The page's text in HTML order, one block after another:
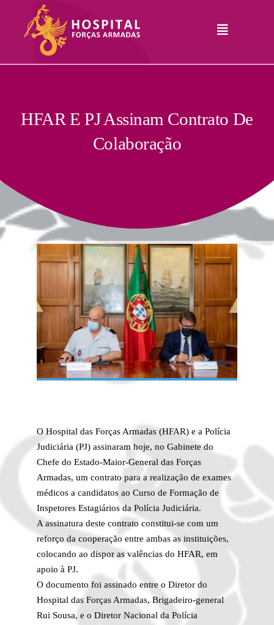
content
Toggle
Serviços
Comunicação
RHLogin
HFAR E PJ Assinam Contrato De
Colaboração
O Hospital das Forças Armadas (HFAR) e a Polícia
Judiciária (PJ) assinaram hoje, no Gabinete do
Chefe do Estado-Maior-General das Forças
Armadas, um contrato para a realização de exames
médicos a candidatos ao Curso de Formação de
Inspetores Estagiários da Polícia Judiciária.
A assinatura deste contrato constitui-se com um
reforço da cooperação entre ambas as instituições,
colocando ao dispor as valências do HFAR, em
apoio à PJ.
O documento foi assinado entre o Diretor do
Hospital das Forças Armadas, Brigadeiro-general
Rui Sousa, e o Diretor Nacional da Polícia